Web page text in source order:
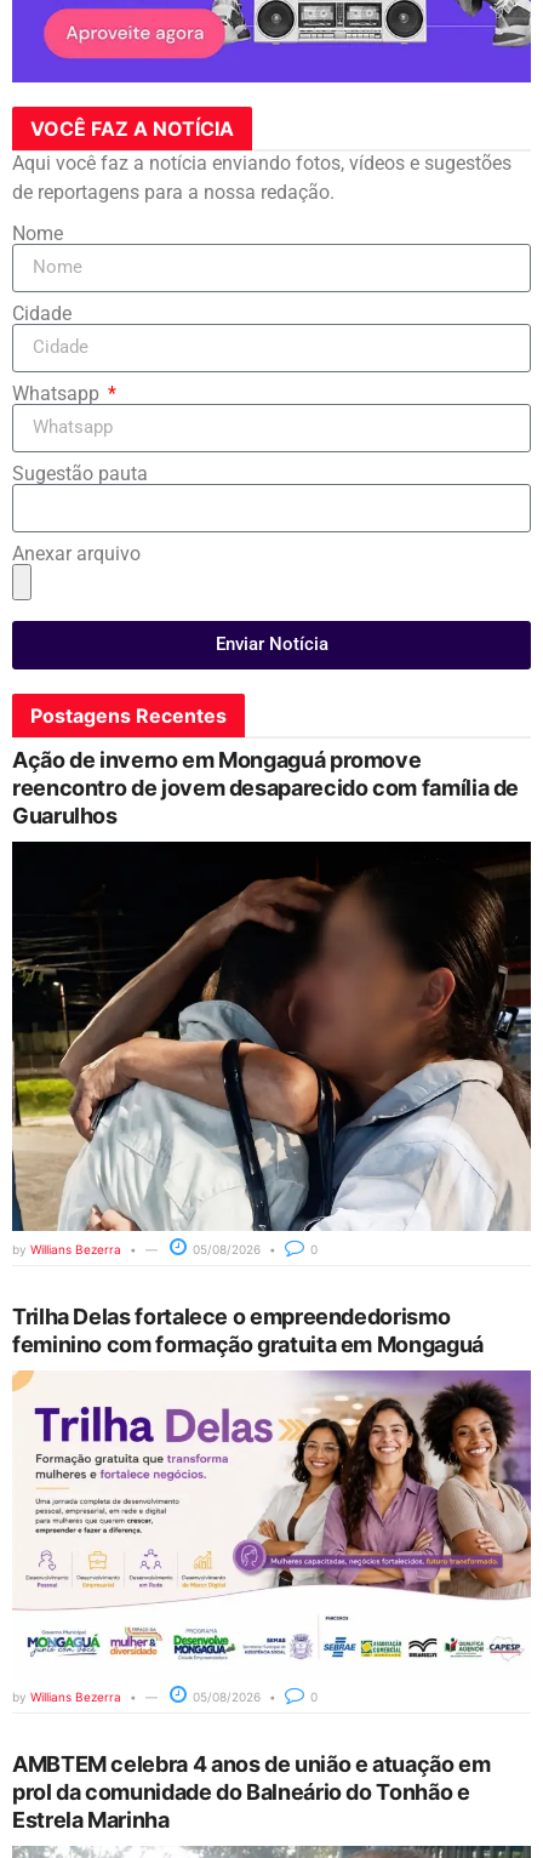
VOCÊ FAZ A NOTÍCIA
Aqui você faz a notícia enviando fotos, vídeos e sugestões
de reportagens para a nossa redação.
Nome
Cidade
Whatsapp
Sugestão pauta
Anexar arquivo
Enviar Notícia
Postagens Recentes
Ação de inverno em Mongaguá promove
reencontro de jovem desaparecido com família de
Guarulhos
by Willians Bezerra 05/08/2026 0
Trilha Delas fortalece o empreendedorismo
feminino com formação gratuita em Mongaguá
by Willians Bezerra 05/08/2026 0
AMBTEM celebra 4 anos de união e atuação em
prol da comunidade do Balneário do Tonhão e
Estrela Marinha